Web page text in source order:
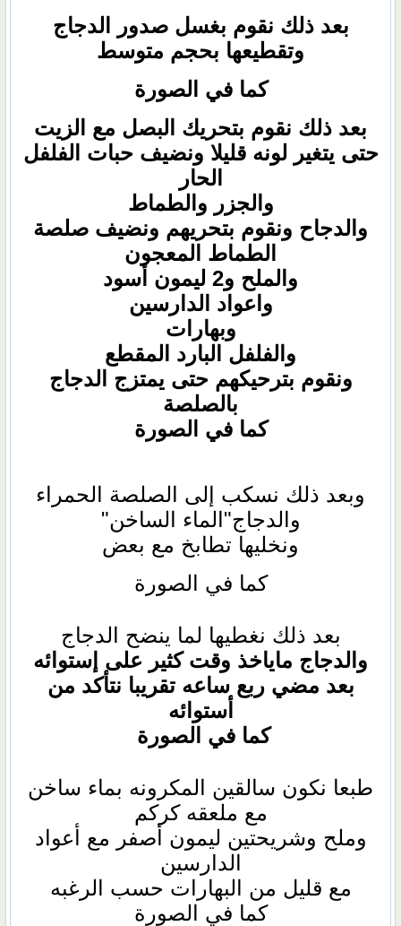
بعد ذلك نقوم بغسل صدور الدجاج
وتقطيعها بحجم متوسط
كما في الصورة
بعد ذلك نقوم بتحريك البصل مع الزيت
حتى يتغير لونه قليلا ونضيف حبات الفلفل
الحار
والجزر والطماط
والدجاح ونقوم بتحريهم ونضيف صلصة
الطماط المعجون
والملح و2 ليمون أسود
واعواد الدارسين
وبهارات
والفلفل البارد المقطع
ونقوم بترحيكهم حتى يمتزج الدجاج
بالصلصة
كما في الصورة
وبعد ذلك نسكب إلى الصلصة الحمراء
والدجاج"الماء الساخن"
ونخليها تطابخ مع بعض
كما في الصورة
بعد ذلك نغطيها لما ينضح الدجاج
والدجاج ماياخذ وقت كثير على إستوائه
بعد مضي ربع ساعه تقريبا نتأكد من
أستوائه
كما في الصورة
طبعا نكون سالقين المكرونه بماء ساخن
مع ملعقه كركم
وملح وشريحتين ليمون أصفر مع أعواد
الدارسين
مع قليل من البهارات حسب الرغبه
كما في الصورة